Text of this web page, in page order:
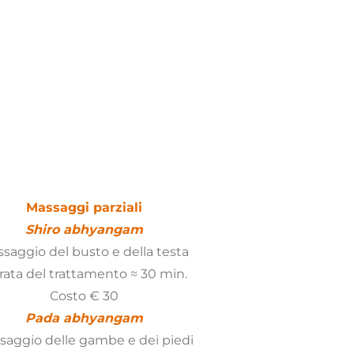
Massaggi parziali
Shiro abhyangam
del busto e della testa
del trattamento ≈ 30 min.
Costo € 30
Pada abhyangam
delle gambe e dei piedi